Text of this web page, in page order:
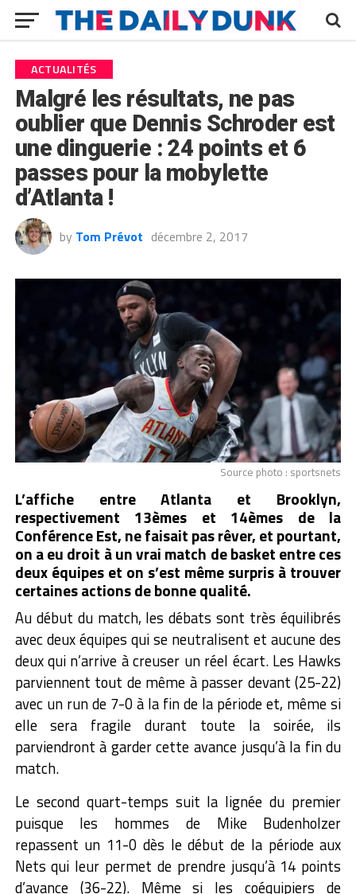
ACTUALITÉS
Malgré les résultats, ne pas
oublier que Dennis Schroder est
une dinguerie : 24 points et 6
passes pour la mobylette
d’Atlanta !
by Tom Prévot décembre 2, 2017
Source photo : sportsnets
L’affiche entre Atlanta et Brooklyn,
respectivement 13èmes et 14èmes de la
Conférence Est, ne faisait pas rêver, et pourtant,
on a eu droit à un vrai match de basket entre ces
deux équipes et on s’est même surpris à trouver
certaines actions de bonne qualité.
Au début du match, les débats sont très équilibrés
avec deux équipes qui se neutralisent et aucune des
deux qui n’arrive à creuser un réel écart. Les Hawks
parviennent tout de même à passer devant (25-22)
avec un run de 7-0 à la fin de la période et, même si
elle sera fragile durant toute la soirée, ils
parviendront à garder cette avance jusqu’à la fin du
match.
Le second quart-temps suit la lignée du premier
puisque les hommes de Mike Budenholzer
repassent un 11-0 dès le début de la période aux
Nets qui leur permet de prendre jusqu’à 14 points
d’avance (36-22). Même si les coéquipiers de